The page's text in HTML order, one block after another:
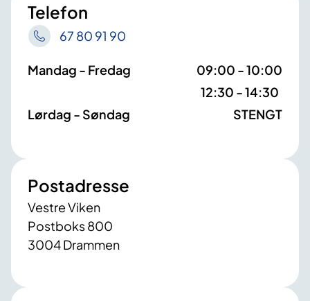
Telefon
67 80 91 90
Mandag - Fredag
09:00 - 10:00
12:30 - 14:30
Lørdag - Søndag
STENGT
Postadresse
Vestre Viken
Postboks 800
3004 Drammen